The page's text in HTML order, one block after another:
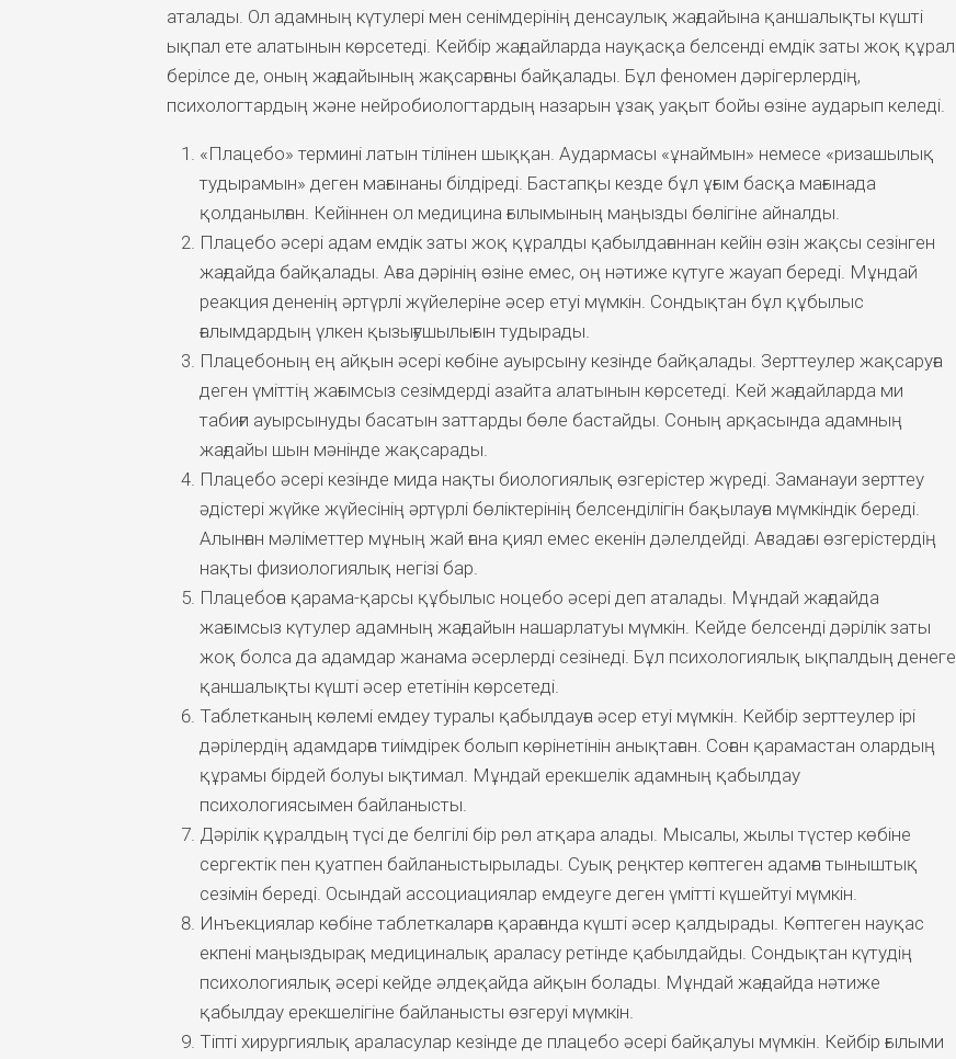
аталады. Ол адамның күтулері мен сенімдерінің денсаулық жағдайына қаншалықты күшті
ықпал ете алатынын көрсетеді. Кейбір жағдайларда науқасқа белсенді емдік заты жоқ құрал
берілсе де, оның жағдайының жақсарғаны байқалады. Бұл феномен дәрігерлердің,
психологтардың және нейробиологтардың назарын ұзақ уақыт бойы өзіне аударып келеді.
«Плацебо» термині латын тілінен шыққан. Аудармасы «ұнаймын» немесе «ризашылық
тудырамын» деген мағынаны білдіреді. Бастапқы кезде бұл ұғым басқа мағынада
қолданылған. Кейіннен ол медицина ғылымының маңызды бөлігіне айналды.
Плацебо әсері адам емдік заты жоқ құралды қабылдағаннан кейін өзін жақсы сезінген
жағдайда байқалады. Ағза дәрінің өзіне емес, оң нәтиже күтуге жауап береді. Мұндай
реакция дененің әртүрлі жүйелеріне әсер етуі мүмкін. Сондықтан бұл құбылыс
ғалымдардың үлкен қызығушылығын тудырады.
Плацебоның ең айқын әсері көбіне ауырсыну кезінде байқалады. Зерттеулер жақсаруға
деген үміттің жағымсыз сезімдерді азайта алатынын көрсетеді. Кей жағдайларда ми
табиғи ауырсынуды басатын заттарды бөле бастайды. Соның арқасында адамның
жағдайы шын мәнінде жақсарады.
Плацебо әсері кезінде мида нақты биологиялық өзгерістер жүреді. Заманауи зерттеу
әдістері жүйке жүйесінің әртүрлі бөліктерінің белсенділігін бақылауға мүмкіндік береді.
Алынған мәліметтер мұның жай ғана қиял емес екенін дәлелдейді. Ағзадағы өзгерістердің
нақты физиологиялық негізі бар.
Плацебоға қарама-қарсы құбылыс ноцебо әсері деп аталады. Мұндай жағдайда
жағымсыз күтулер адамның жағдайын нашарлатуы мүмкін. Кейде белсенді дәрілік заты
жоқ болса да адамдар жанама әсерлерді сезінеді. Бұл психологиялық ықпалдың денеге
қаншалықты күшті әсер ететінін көрсетеді.
Таблетканың көлемі емдеу туралы қабылдауға әсер етуі мүмкін. Кейбір зерттеулер ірі
дәрілердің адамдарға тиімдірек болып көрінетінін анықтаған. Соған қарамастан олардың
құрамы бірдей болуы ықтимал. Мұндай ерекшелік адамның қабылдау
психологиясымен байланысты.
Дәрілік құралдың түсі де белгілі бір рөл атқара алады. Мысалы, жылы түстер көбіне
сергектік пен қуатпен байланыстырылады. Суық реңктер көптеген адамға тыныштық
сезімін береді. Осындай ассоциациялар емдеуге деген үмітті күшейтуі мүмкін.
Инъекциялар көбіне таблеткаларға қарағанда күшті әсер қалдырады. Көптеген науқас
екпені маңыздырақ медициналық араласу ретінде қабылдайды. Сондықтан күтудің
психологиялық әсері кейде әлдеқайда айқын болады. Мұндай жағдайда нәтиже
қабылдау ерекшелігіне байланысты өзгеруі мүмкін.
Тіпті хирургиялық араласулар кезінде де плацебо әсері байқалуы мүмкін. Кейбір ғылыми